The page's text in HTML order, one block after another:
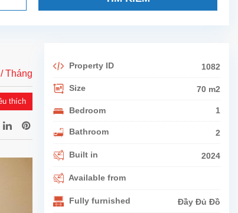
/ Tháng
thích
Property ID 1082
Size 70 m2
Bedroom 1
Bathroom 2
Built in 2024
Available from
Fully furnished Đầy Đủ Đồ